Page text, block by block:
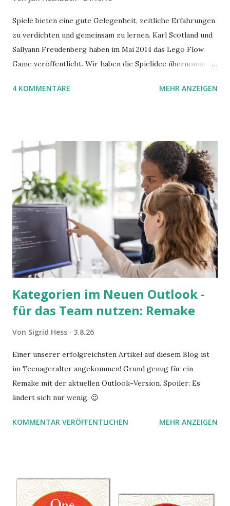
Spiele bieten eine gute Gelegenheit, zeitliche Erfahrungen
zu verdichten und gemeinsam zu lernen. Karl Scotland und
Sallyann Freudenberg haben im Mai 2014 das Lego Flow
Game veröffentlicht. Wir haben die Spielidee übernommen,
benutzen wir Material aus Grzegorz Rejchtmans Ubongo-
4 KOMMENTARE MEHR ANZEIGEN
Kategorien im Neuen Outlook -
für das Team nutzen: Remake
Von Sigrid Hess 3.8.26
Einer unserer erfolgreichsten Artikel auf diesem Blog ist
im Teenageralter angekommen! Grund genug für ein
Remake mit der aktuellen Outlook-Version. Spoiler: Es
ändert sich nur wenig. 😉
KOMMENTAR VERÖFFENTLICHEN MEHR ANZEIGEN